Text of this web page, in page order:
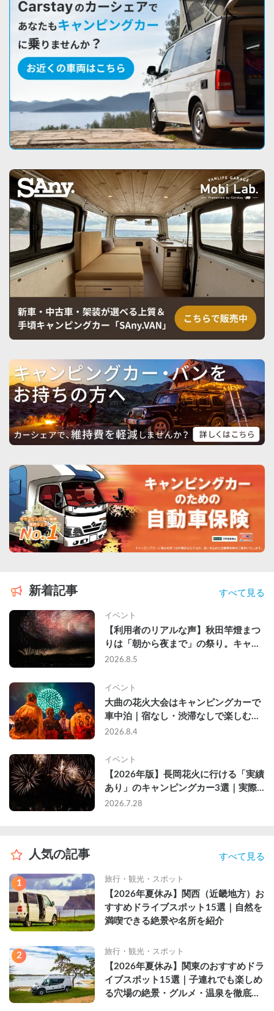
新着記事 すべて見る
イベント
【利用者のリアルな声】秋田竿燈まつ
りは「朝から夜まで」の祭り。キャン
ピングカーで行った2組の記録
2026.8.5
イベント
大曲の花火大会はキャンピングカーで
車中泊｜宿なし・渋滞なしで楽しむ
2026年完全ガイド
2026.8.4
イベント
【2026年版】長岡花火に行ける「実績
あり」のキャンピングカー3選｜実際
に利用したゲストのレビュー付き
2026.7.28
人気の記事 すべて見る
1 旅行・観光・スポット
【2026年夏休み】関西（近畿地方）お
すすめドライブスポット15選｜自然を
満喫できる絶景や名所を紹介
2 旅行・観光・スポット
【2026年夏休み】関東のおすすめドラ
イブスポット15選｜子連れでも楽しめ
る穴場の絶景・グルメ・温泉を徹底解